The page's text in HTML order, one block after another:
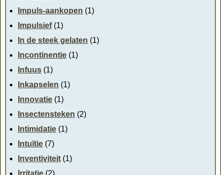
Impuls-aankopen (1)
Impulsief(1)
In de steek gelaten (1)
Incontinentie (1)
Infuus (1)
Inkapselen (1)
Innovatie (1)
Insectensteken (2)
Intimidatie (1)
Intuïtie (7)
Inventiviteit (1)
Irritatie (2)